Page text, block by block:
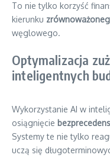
To nie tylko korzyść
kierunku
węglowego.
Optymalizacja
inteligentnych
Wykorzystanie AI w
osiągnięcie
Systemy te nie tylko
uczą się